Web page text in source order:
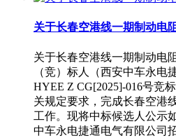
关于长春空港线一期制动电
关于长春空港线一期制动电
（竞）标人（西安中车永电
HYEE Z CG[2025]-016号竞
关规定要求，完成长春空港
工作。现将中标候选人公示
中车永电捷通电气有限公司